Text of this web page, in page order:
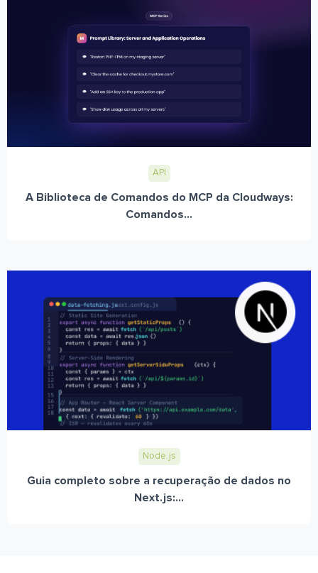
API
A Biblioteca de Comandos do MCP da Cloudways:
Comandos...
Node.js
Guia completo sobre a recuperação de dados no
Next.js:...